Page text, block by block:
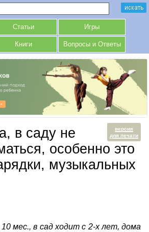
Статьи Игры
Книги Вопросы и Ответы
версия
для печати
в саду не
особенно это
музыкальных
мес., в сад ходит с 2-х лет, дома